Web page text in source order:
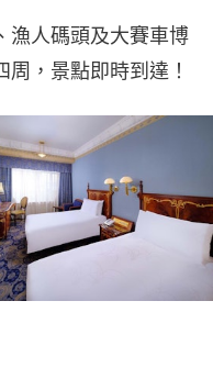
漁人碼頭及大賽車博
，景點即時到達！